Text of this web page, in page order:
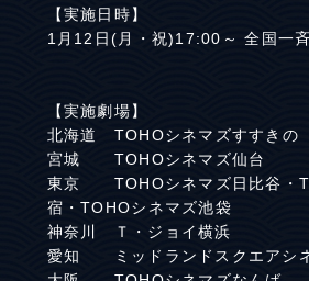
【実施日時】
1月12日(月・祝)17:00～ 全国一
【実施劇場】
北海道 TOHOシネマズすすきの
宮城 TOHOシネマズ仙台
東京 TOHOシネマズ日比谷・
宿・TOHOシネマズ池袋
神奈川 Ｔ・ジョイ横浜
愛知 ミッドランドスクエアシ